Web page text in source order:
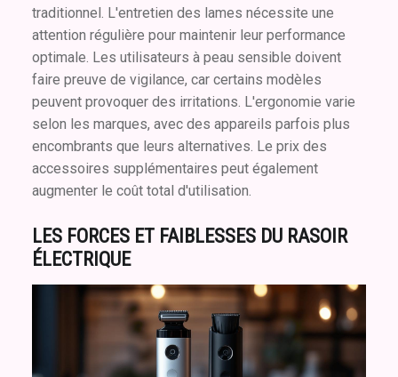
traditionnel. L'entretien des lames nécessite une
attention régulière pour maintenir leur performance
optimale. Les utilisateurs à peau sensible doivent
faire preuve de vigilance, car certains modèles
peuvent provoquer des irritations. L'ergonomie varie
selon les marques, avec des appareils parfois plus
encombrants que leurs alternatives. Le prix des
accessoires supplémentaires peut également
augmenter le coût total d'utilisation.
LES FORCES ET FAIBLESSES DU RASOIR
ÉLECTRIQUE